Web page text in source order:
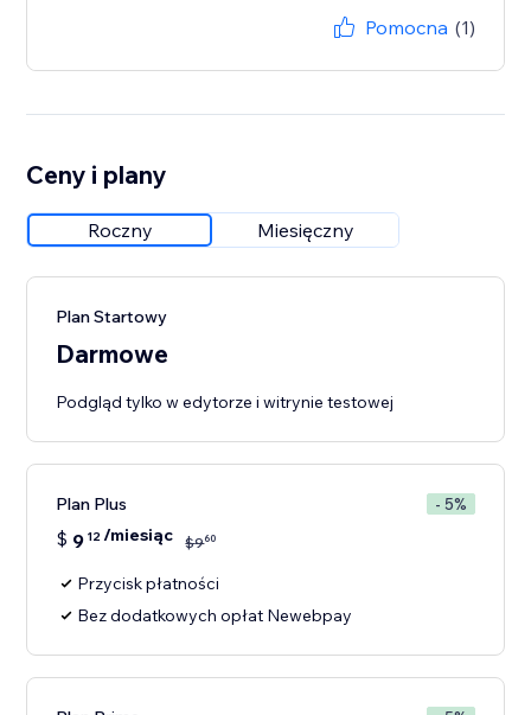
Pomocna (1)
Ceny i plany
Roczny Miesięczny
Plan Startowy
Darmowe
Podgląd tylko w edytorze i witrynie testowej
Plan Plus - 5%
$ 9 12/miesiąc $960
Przycisk płatności
Bez dodatkowych opłat Newebpay